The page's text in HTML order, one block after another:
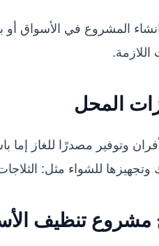
المشروع في الأسواق
اللازمة.
المحل
وتوفير مصدرًا للغاز
وتجهيزها للشواء مثل:
مشروع تنظيف